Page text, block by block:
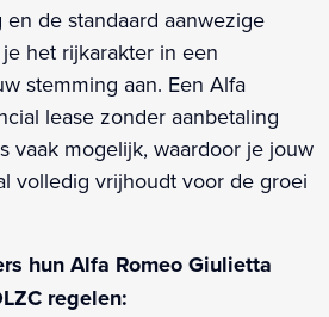
de standaard aanwezige
het rijkarakter in een
stemming aan. Een Alfa
lease zonder aanbetaling
vaak mogelijk, waardoor je jouw
volledig vrijhoudt voor de groei
hun Alfa Romeo Giulietta
regelen: